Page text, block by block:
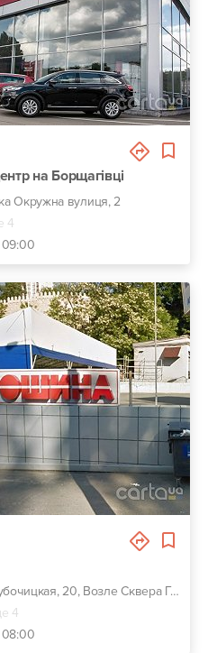
на Борщагівці
Окружна вулиця, 2
4
09:00
г. Киев, ул. Глубочицкая, 20, Возле Сквера Гейдара Алиева
4
08:00